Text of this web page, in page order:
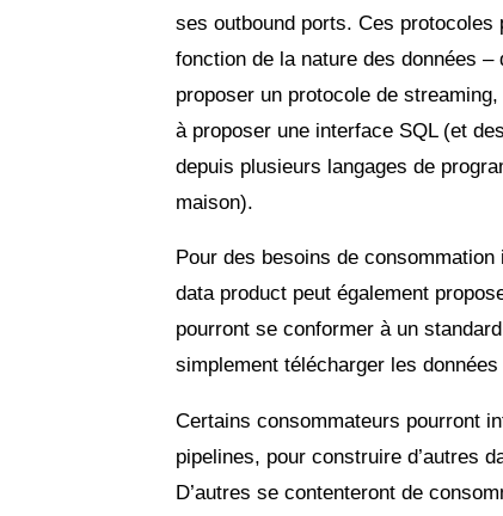
ses outbound ports. Ces protocoles
fonction de la nature des données
proposer un protocole de
à proposer une interface SQL (et
depuis plusieurs langages de
maison).
Pour des besoins de
data product peut également
pourront se conformer à un
simplement télécharger les
Certains consommateurs pourront
pipelines, pour construire d’autres
D’autres se contenteront de